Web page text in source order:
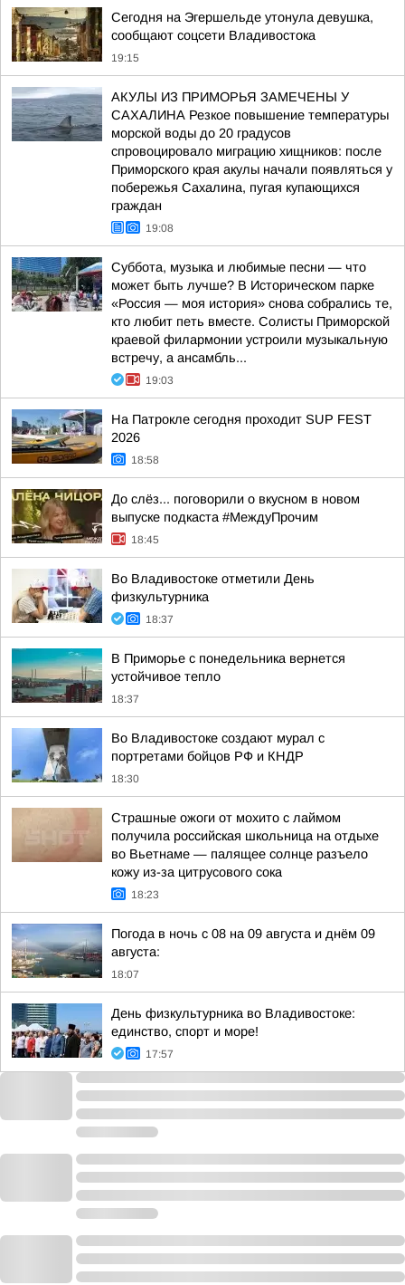
Сегодня на Эгершельде утонула девушка,
сообщают соцсети Владивостока
19:15
АКУЛЫ ИЗ ПРИМОРЬЯ ЗАМЕЧЕНЫ У
САХАЛИНА Резкое повышение температуры
морской воды до 20 градусов
спровоцировало миграцию хищников: после
Приморского края акулы начали появляться у
побережья Сахалина, пугая купающихся
граждан
19:08
Суббота, музыка и любимые песни — что
может быть лучше? В Историческом парке
«Россия — моя история» снова собрались те,
кто любит петь вместе. Солисты Приморской
краевой филармонии устроили музыкальную
встречу, а ансамбль...
19:03
На Патрокле сегодня проходит SUP FEST
2026
18:58
До слёз... поговорили о вкусном в новом
выпуске подкаста #МеждуПрочим
18:45
Во Владивостоке отметили День
физкультурника
18:37
В Приморье с понедельника вернется
устойчивое тепло
18:37
Во Владивостоке создают мурал с
портретами бойцов РФ и КНДР
18:30
Страшные ожоги от мохито с лаймом
получила российская школьница на отдыхе
во Вьетнаме — палящее солнце разъело
кожу из-за цитрусового сока
18:23
Погода в ночь с 08 на 09 августа и днём 09
августа:
18:07
День физкультурника во Владивостоке:
единство, спорт и море!
17:57